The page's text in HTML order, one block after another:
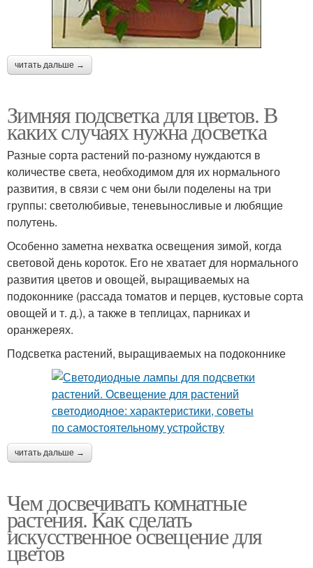
читать дальше →
Зимняя подсветка для цветов. В
каких случаях нужна досветка
Разные сорта растений по-разному нуждаются в
количестве света, необходимом для их нормального
развития, в связи с чем они были поделены на три
группы: светолюбивые, теневыносливые и любящие
полутень.
Особенно заметна нехватка освещения зимой, когда
световой день короток. Его не хватает для нормального
развития цветов и овощей, выращиваемых на
подоконнике (рассада томатов и перцев, кустовые сорта
овощей и т. д.), а также в теплицах, парниках и
оранжереях.
Подсветка растений, выращиваемых на подоконнике
читать дальше →
Чем досвечивать комнатные
растения. Как сделать
искусственное освещение для
цветов